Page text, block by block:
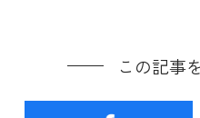
この記事